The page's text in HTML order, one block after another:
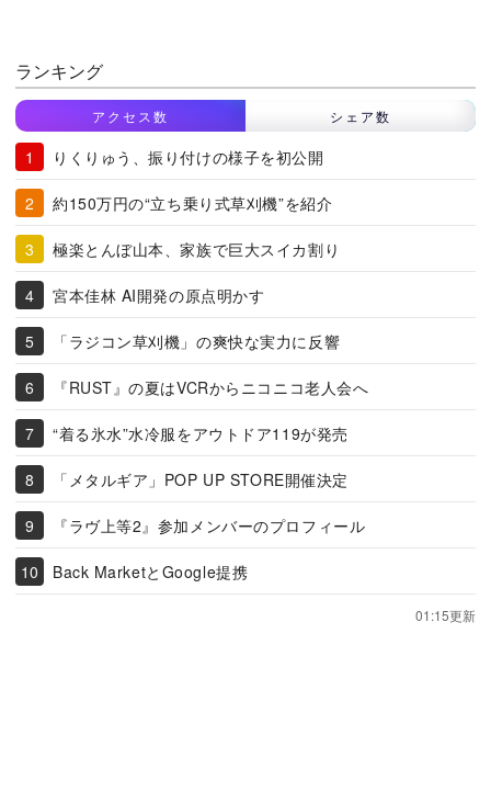
ランキング
アクセス数 シェア数
りくりゅう、振り付けの様子を初公開
約150万円の“立ち乗り式草刈機”を紹介
極楽とんぼ山本、家族で巨大スイカ割り
宮本佳林 AI開発の原点明かす
「ラジコン草刈機」の爽快な実力に反響
『RUST』の夏はVCRからニコニコ老人会へ
“着る氷水”水冷服をアウトドア119が発売
「メタルギア」POP UP STORE開催決定
『ラヴ上等2』参加メンバーのプロフィール
Back MarketとGoogle提携
01:15更新